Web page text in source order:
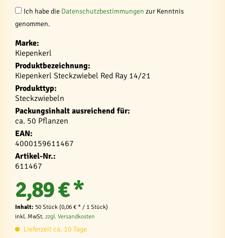
Ich habe die Datenschutzbestimmungen zur Kenntnis
genommen.
Marke:
Kiepenkerl
Produktbezeichnung:
Kiepenkerl Steckzwiebel Red Ray 14/21
Produkttyp:
Steckzwiebeln
Packungsinhalt ausreichend für:
ca. 50 Pflanzen
EAN:
4000159611467
Artikel-Nr.:
611467
2,89 € *
Inhalt: 50 Stück (0,06 € * / 1 Stück)
inkl. MwSt. zzgl. Versandkosten
Lieferzeit ca. 10 Tage